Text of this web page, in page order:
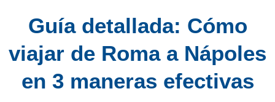
Guía detallada: Cómo
viajar de Roma a Nápoles
en 3 maneras efectivas